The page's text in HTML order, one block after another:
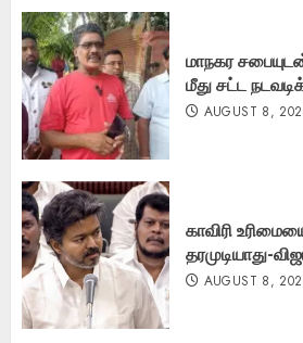
மாநகர
மீது சட்ட
AUGUST 8,
காவிரி
தரமுடியாது-
AUGUST 8,